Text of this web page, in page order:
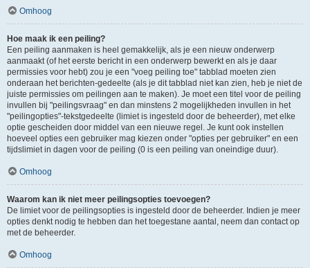
Omhoog
Hoe maak ik een peiling?
Een peiling aanmaken is heel gemakkelijk, als je een nieuw onderwerp
aanmaakt (of het eerste bericht in een onderwerp bewerkt en als je daar
permissies voor hebt) zou je een "voeg peiling toe" tabblad moeten zien
onderaan het berichten-gedeelte (als je dit tabblad niet kan zien, heb je niet de
juiste permissies om peilingen aan te maken). Je moet een titel voor de peiling
invullen bij "peilingsvraag" en dan minstens 2 mogelijkheden invullen in het
"peilingopties"-tekstgedeelte (limiet is ingesteld door de beheerder), met elke
optie gescheiden door middel van een nieuwe regel. Je kunt ook instellen
hoeveel opties een gebruiker mag kiezen onder "opties per gebruiker" en een
tijdslimiet in dagen voor de peiling (0 is een peiling van oneindige duur).
Omhoog
Waarom kan ik niet meer peilingsopties toevoegen?
De limiet voor de peilingsopties is ingesteld door de beheerder. Indien je meer
opties denkt nodig te hebben dan het toegestane aantal, neem dan contact op
met de beheerder.
Omhoog